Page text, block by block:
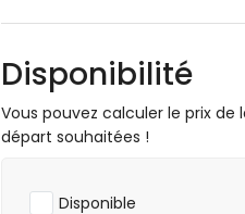
Disponibilité
Vous pouvez calculer le prix
départ souhaitées !
Disponible